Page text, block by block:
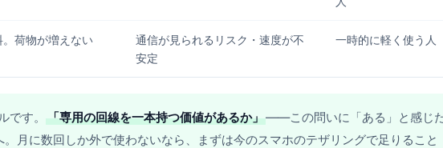
。荷物が増えない
通信が見られるリスク・速度が不
安定
一時的に軽く使う人
です。 「専用の回線を一本持つ価値があるか」——この問いに「ある」と感じ
月に数回しか外で使わないなら、まずは今のスマホのテザリングで足りること